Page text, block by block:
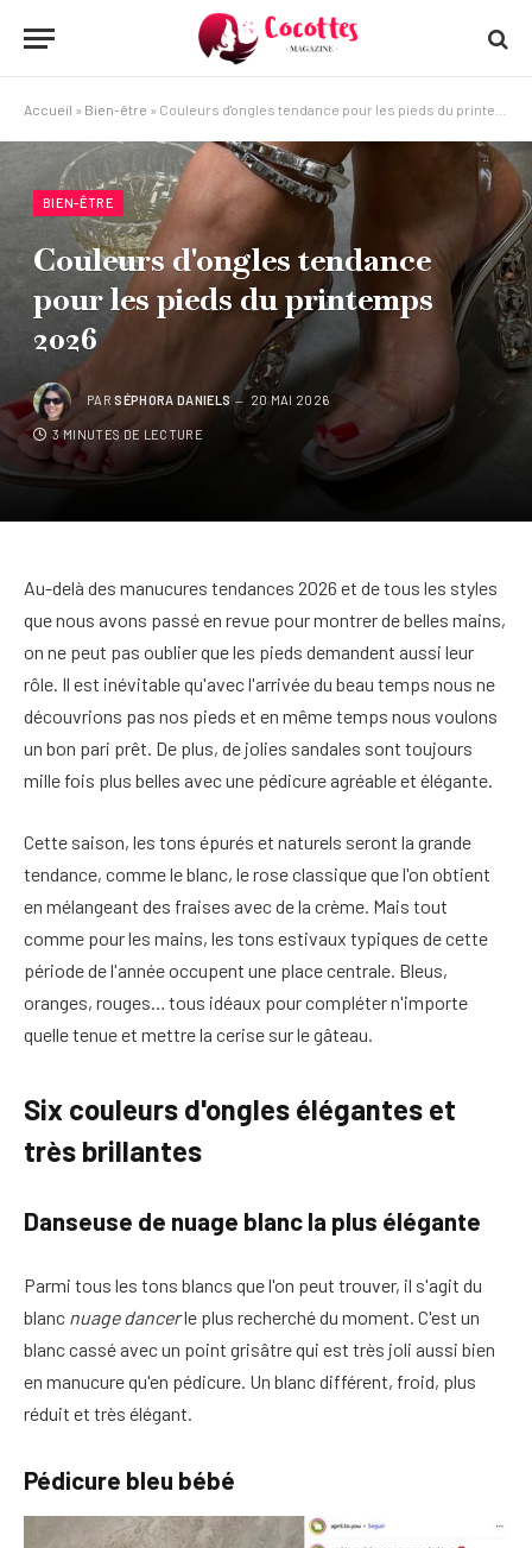
Accueil » Bien-être » Couleurs d'ongles tendance pour les pieds du printemps 2026
BIEN-ÊTRE
Couleurs d'ongles tendance
pour les pieds du printemps
2026
PAR SÉPHORA DANIELS 20 MAI 2026
3 MINUTES DE LECTURE
Au-delà des manucures tendances 2026 et de tous les styles
que nous avons passé en revue pour montrer de belles mains,
on ne peut pas oublier que les pieds demandent aussi leur
rôle. Il est inévitable qu'avec l'arrivée du beau temps nous ne
découvrions pas nos pieds et en même temps nous voulons
un bon pari prêt. De plus, de jolies sandales sont toujours
mille fois plus belles avec une pédicure agréable et élégante.
Cette saison, les tons épurés et naturels seront la grande
tendance, comme le blanc, le rose classique que l'on obtient
en mélangeant des fraises avec de la crème. Mais tout
comme pour les mains, les tons estivaux typiques de cette
période de l'année occupent une place centrale. Bleus,
oranges, rouges… tous idéaux pour compléter n'importe
quelle tenue et mettre la cerise sur le gâteau.
Six couleurs d'ongles élégantes et
très brillantes
Danseuse de nuage blanc la plus élégante
Parmi tous les tons blancs que l'on peut trouver, il s'agit du
blanc nuage dancerle plus recherché du moment. C'est un
blanc cassé avec un point grisâtre qui est très joli aussi bien
en manucure qu'en pédicure. Un blanc différent, froid, plus
réduit et très élégant.
Pédicure bleu bébé